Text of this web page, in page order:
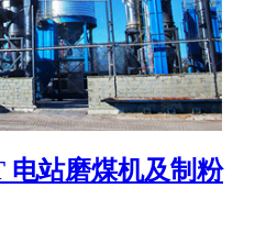
电站磨煤机及制粉